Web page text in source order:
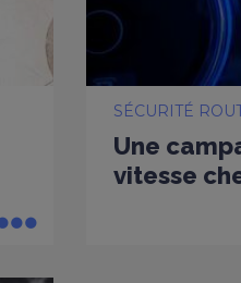
SÉCURITÉ
Une
vitesse